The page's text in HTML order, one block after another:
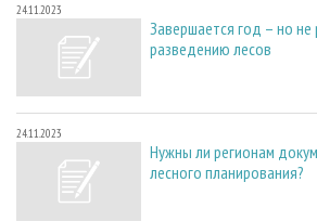
24.11.2023
Завершается год – но
разведению лесов
24.11.2023
Нужны ли регионам
лесного планирования?